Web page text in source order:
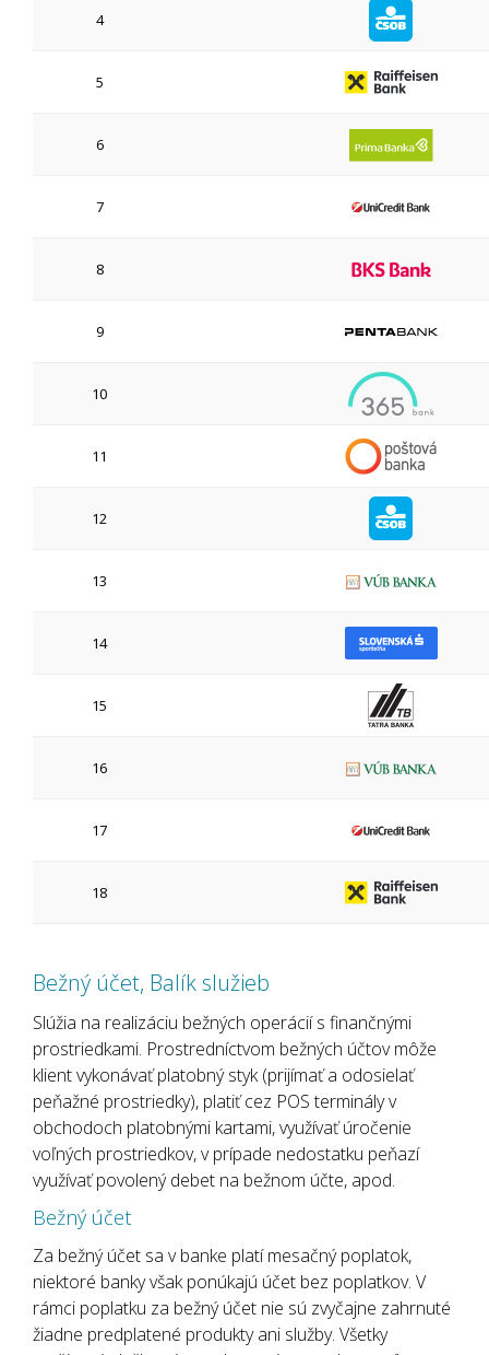
4
5
6
7
8
9
10
11
12
13
14
15
16
17
18
Bežný účet, Balík služieb
Slúžia na realizáciu bežných operácií s finančnými
prostriedkami. Prostredníctvom bežných účtov môže
klient vykonávať platobný styk (prijímať a odosielať
peňažné prostriedky), platiť cez POS terminály v
obchodoch platobnými kartami, využívať úročenie
voľných prostriedkov, v prípade nedostatku peňazí
využívať povolený debet na bežnom účte, apod.
Bežný účet
Za bežný účet sa v banke platí mesačný poplatok,
niektoré banky však ponúkajú účet bez poplatkov. V
rámci poplatku za bežný účet nie sú zvyčajne zahrnuté
žiadne predplatené produkty ani služby. Všetky